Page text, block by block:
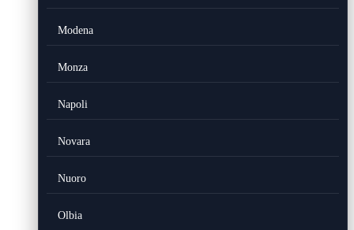
Modena
Monza
Napoli
Novara
Nuoro
Olbia